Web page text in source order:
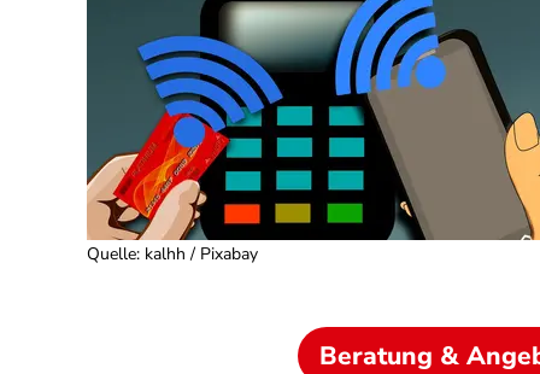
Quelle: kalhh / Pixabay
Beratung &